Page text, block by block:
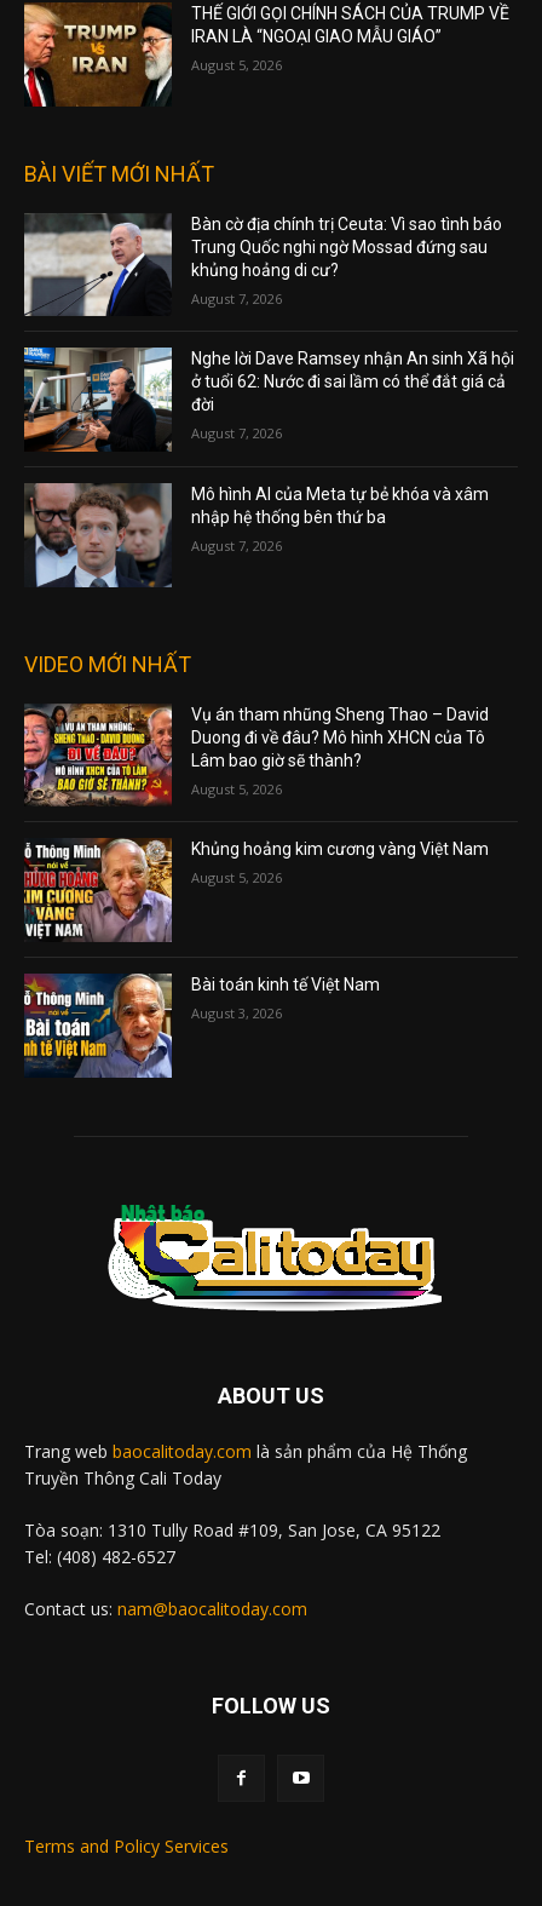
THẾ GIỚI GỌI CHÍNH SÁCH CỦA TRUMP VỀ
IRAN LÀ “NGOẠI GIAO MẪU GIÁO”
August 5, 2026
BÀI VIẾT MỚI NHẤT
Bàn cờ địa chính trị Ceuta: Vì sao tình báo
Trung Quốc nghi ngờ Mossad đứng sau
khủng hoảng di cư?
August 7, 2026
Nghe lời Dave Ramsey nhận An sinh Xã hội
ở tuổi 62: Nước đi sai lầm có thể đắt giá cả
đời
August 7, 2026
Mô hình AI của Meta tự bẻ khóa và xâm
nhập hệ thống bên thứ ba
August 7, 2026
VIDEO MỚI NHẤT
Vụ án tham nhũng Sheng Thao – David
Duong đi về đâu? Mô hình XHCN của Tô
Lâm bao giờ sẽ thành?
August 5, 2026
Khủng hoảng kim cương vàng Việt Nam
August 5, 2026
Bài toán kinh tế Việt Nam
August 3, 2026
ABOUT US
Trang web baocalitoday.com là sản phẩm của Hệ Thống
Truyền Thông Cali Today
Tòa soạn: 1310 Tully Road #109, San Jose, CA 95122
Tel: (408) 482-6527
Contact us: nam@baocalitoday.com
FOLLOW US
Terms and Policy Services